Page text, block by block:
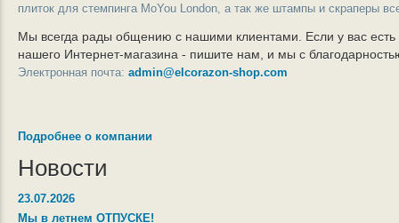
плиток для стемпинга MoYou London, а так же штампы и скраперы
Мы всегда рады общению с нашими клиентами. Если у вас
нашего Интернет-магазина - пишите нам, и мы с
Электронная почта: admin@elcorazon-shop.com
Подробнее о компании
Новости
23.07.2026
Мы в летнем ОТПУСКЕ!